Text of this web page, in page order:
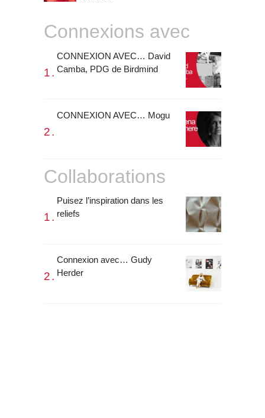
Connexions avec
CONNEXION AVEC… David
Camba, PDG de Birdmind
CONNEXION AVEC… Mogu
Collaborations
Puisez l’inspiration dans les
reliefs
Connexion avec… Gudy
Herder